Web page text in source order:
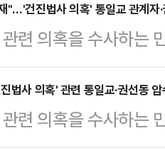
법사'를 통해 김 여
본부장을 주말에 소
수수색영장에 한학
가중처벌 등에 관한
.이씨는 통일교의 행
"…'건진법사 의혹' 통일교 관계자
련 의혹을 수사하는
평과 서울에 있는
10여 곳에 대한 압
자)으로 불리는 권성
법사 의혹' 관련 통일교·권선동
련 의혹을 수사하는